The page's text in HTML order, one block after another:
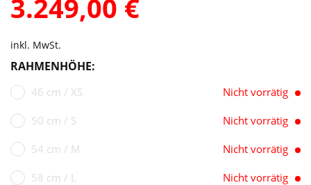
3.249,00 €
inkl. MwSt.
RAHMENHÖHE:
46 cm / XS Nicht vorrätig
50 cm / S Nicht vorrätig
54 cm / M Nicht vorrätig
58 cm / L Nicht vorrätig